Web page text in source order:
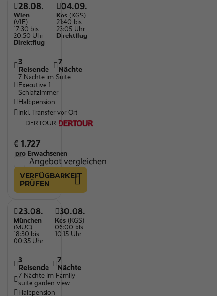
28.08.
Wien
(VIE)
17:30 bis
20:50 Uhr
Direktflug
04.09.
Kos (KGS)
21:40 bis
23:05 Uhr
Direktflug
3
Reisende
7
Nächte
7 Nächte im Suite
Executive 1
Schlafzimmer
Halbpension
inkl. Transfer vor Ort
DERTOUR
€ 1.727
pro Erwachsenen
Angebot vergleichen
VERFÜGBARKEIT
PRÜFEN
23.08.
München
(MUC)
18:30 bis
00:35 Uhr
30.08.
Kos (KGS)
06:00 bis
10:15 Uhr
3
Reisende
7
Nächte
7 Nächte im Family
suite garden view
Halbpension